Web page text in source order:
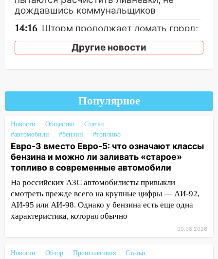
дождавшись коммунальщиков
14:16 Шторм продолжает ломать город:
на улице Любови Шевцовой рухнул
светофор
Куда жаловаться ульяновцам на
упавшее дерево или затопленную улицу
13:59 В Новом городе ураганным
ветром сорвало опалубку со
строящегося дома
13:54
В мэрии Ульяновска рассказали,
как устраняют последствия мощного
шторма
13:49 Стихия продолжает крушить
Ульяновск: дерево рухнуло на дом на
13:47
На Нижней Террасе мощным
Другие новости
Популярное
Новости Общество
Статьи
#автомобили
#бензин #топливо
Евро-3 вместо Евро-5: что означают классы
бензина и можно ли заливать «старое»
топливо в современные автомобили
На российских АЗС автомобилисты привыкли
смотреть прежде всего на крупные цифры — АИ-92,
АИ-95 или АИ-98. Однако у бензина есть еще одна
характеристика, которая обычно
09.08.2026
Новости Обзор Происшествия
Статьи